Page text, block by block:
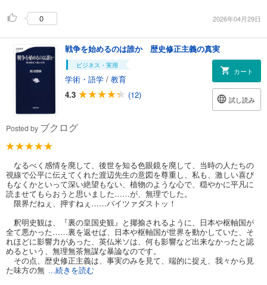
0 2026年04月29日
戦争を始めるのは誰か 歴史修正主義の真実
ビジネス・実用
学術・語学 / 教育
4.3
(12)
カート
試し読み
Posted by ブクログ
なるべく感情を廃して、後世を知る色眼鏡を廃して、当時の人たちの
視線で公平に伝えてくれた渡辺先生の意図を尊重し、私も、激しい喜び
もなくかといって深い絶望もない、植物のような心で、穏やかに平凡に
読ませてもらおうと思いました……が、無理でした。
限界だねぇ、押すねぇ……バイツァダストッ！
釈明史観は、『裏の皇国史観』と揶揄されるように、日本や枢軸国が
全て悪かった……裏を返せば、日本や枢軸国が世界を動かしていた、そ
れほどに影響力があった、英仏米ソは、何も影響など出来なかったと認
めるという、無理無茶無謀な暴論なのです。
その点、歴史修正主義は、事実のみを見て、端的に捉え、我々から見
た味方の無 ...続きを読む